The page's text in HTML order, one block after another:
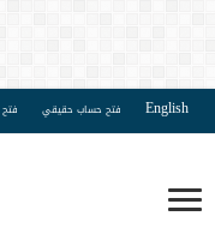
English فتح حساب حقيقي